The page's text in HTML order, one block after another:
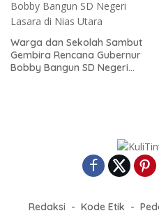
Warga dan Sekolah Sambut
Gembira Rencana Gubernur
Bobby Bangun SD Negeri
Redaksi Kode Etik